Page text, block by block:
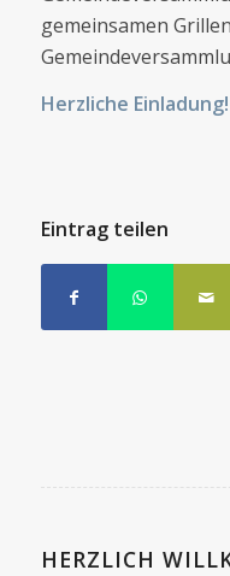
gemeinsamen
Herzliche Einladung!
Eintrag teilen
HERZLICH